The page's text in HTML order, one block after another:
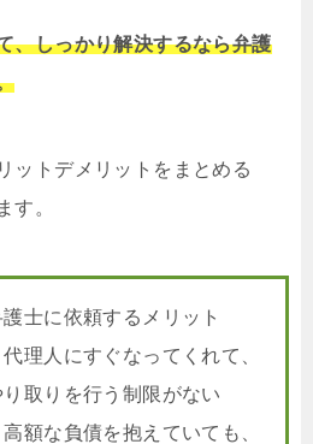
、しっかり解決するなら弁護
ットデメリットをまとめる
す。
護士に依頼するメリット
代理人にすぐなってくれて、
り取りを行う制限がない
高額な負債を抱えていても、